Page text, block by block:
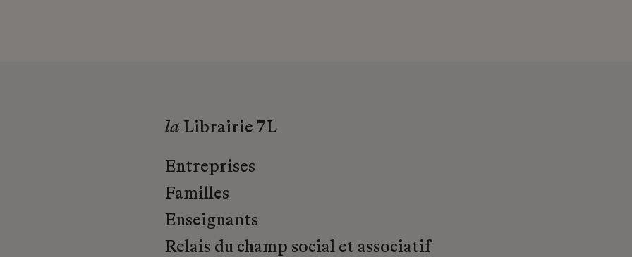
la Librairie 7L
Entreprises
Familles
Enseignants
Relais du champ social et associatif